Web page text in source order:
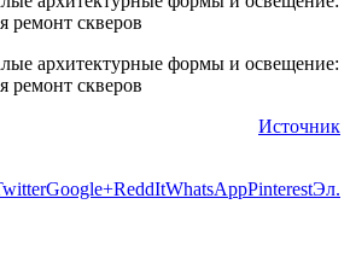
Источник
Google+ReddItWhatsAppPinterestЭл.